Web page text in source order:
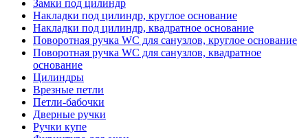
Замки под цилиндр
Накладки под цилиндр, круглое основание
Накладки под цилиндр, квадратное основание
Поворотная ручка WC для санузлов, круглое основание
Поворотная ручка WC для санузлов, квадратное
основание
Цилиндры
Врезные петли
Петли-бабочки
Дверные ручки
Ручки купе